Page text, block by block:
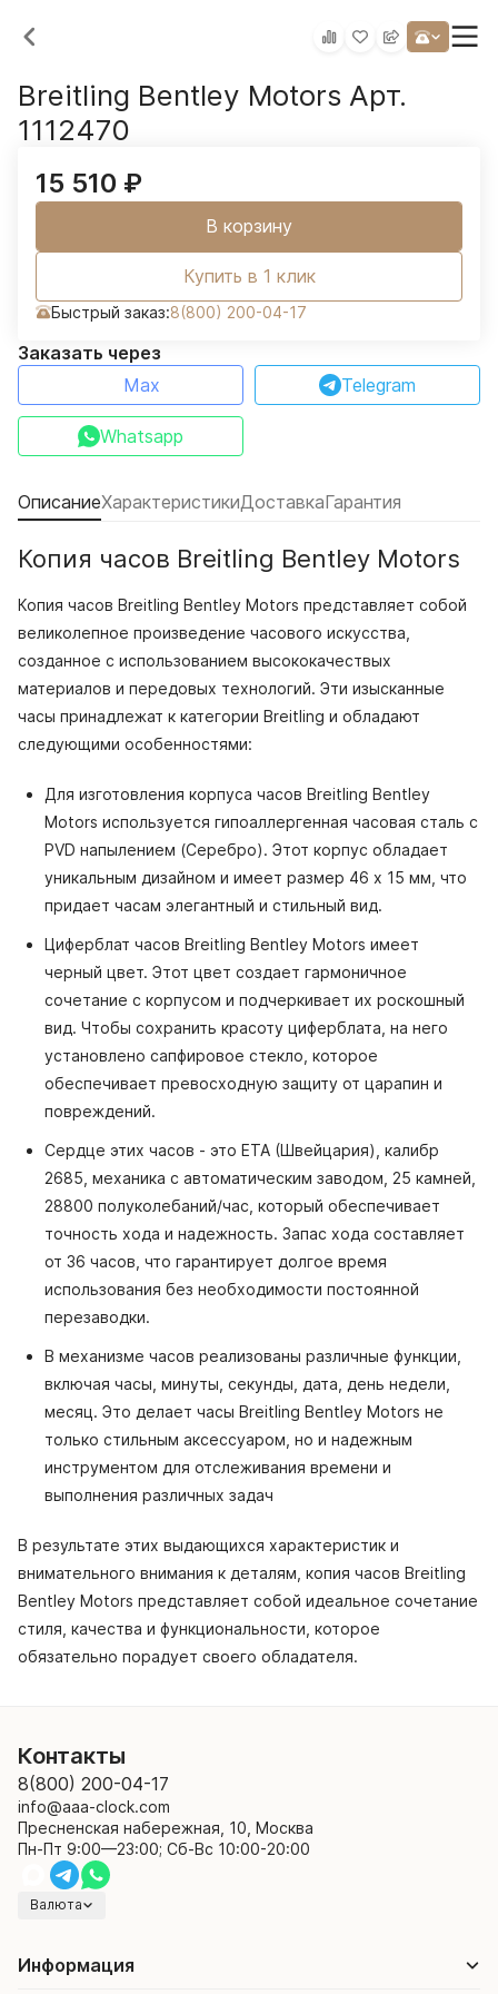
Breitling Bentley Motors Арт.
1112470
15 510 ₽
В корзину
Купить в 1 клик
Быстрый заказ:8(800) 200-04-17
Заказать через
Max
Telegram
Whatsapp
ОписаниеХарактеристикиДоставкаГарантия
Копия часов Breitling Bentley Motors
Копия часов Breitling Bentley Motors представляет собой
великолепное произведение часового искусства,
созданное с использованием высококачествых
материалов и передовых технологий. Эти изысканные
часы принадлежат к категории Breitling и обладают
следующими особенностями:
Для изготовления корпуса часов Breitling Bentley
Motors используется гипоаллергенная часовая сталь с
PVD напылением (Серебро). Этот корпус обладает
уникальным дизайном и имеет размер 46 x 15 мм, что
придает часам элегантный и стильный вид.
Циферблат часов Breitling Bentley Motors имеет
черный цвет. Этот цвет создает гармоничное
сочетание с корпусом и подчеркивает их роскошный
вид. Чтобы сохранить красоту циферблата, на него
установлено сапфировое стекло, которое
обеспечивает превосходную защиту от царапин и
повреждений.
Сердце этих часов - это ETA (Швейцария), калибр
2685, механика с автоматическим заводом, 25 камней,
28800 полуколебаний/час, который обеспечивает
точность хода и надежность. Запас хода составляет
от 36 часов, что гарантирует долгое время
использования без необходимости постоянной
перезаводки.
В механизме часов реализованы различные функции,
включая часы, минуты, секунды, дата, день недели,
месяц. Это делает часы Breitling Bentley Motors не
только стильным аксессуаром, но и надежным
инструментом для отслеживания времени и
выполнения различных задач
В результате этих выдающихся характеристик и
внимательного внимания к деталям, копия часов Breitling
Bentley Motors представляет собой идеальное сочетание
стиля, качества и функциональности, которое
обязательно порадует своего обладателя.
Контакты
8(800) 200-04-17
info@aaa-clock.com
Пресненская набережная, 10, Москва
Пн-Пт 9:00—23:00; Сб-Вс 10:00-20:00
Валюта
Информация